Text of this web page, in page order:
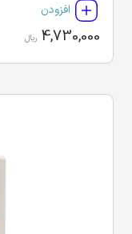
افزودن
4,730,000 ریال